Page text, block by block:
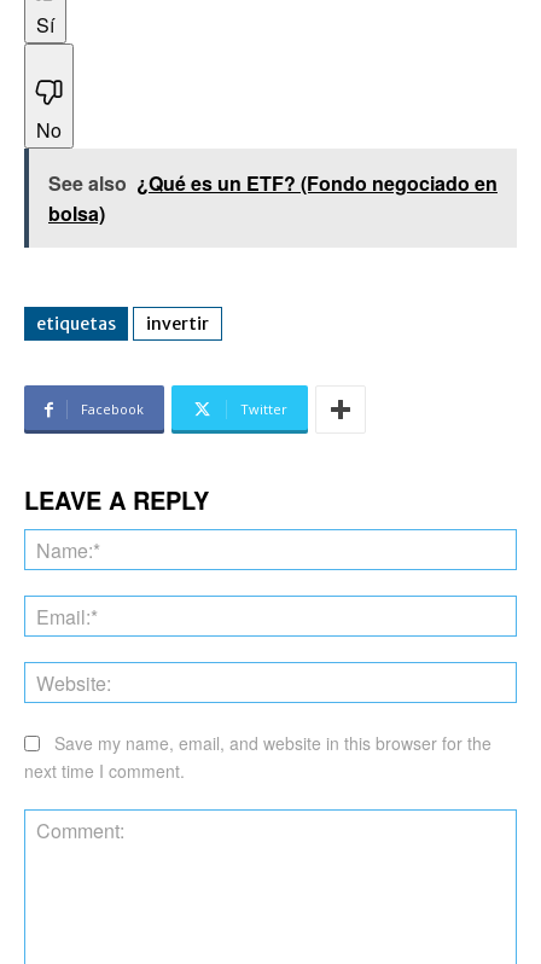
Sí
No
See also ¿Qué es un ETF? (Fondo negociado en
bolsa)
etiquetas invertir
Facebook Twitter
LEAVE A REPLY
Save my name, email, and website in this browser for the
next time I comment.